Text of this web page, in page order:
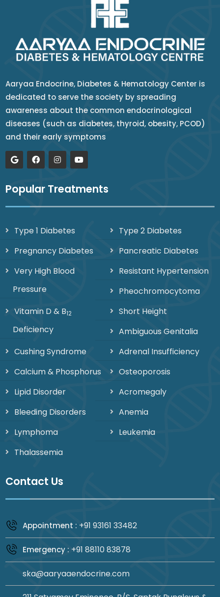
Aaryaa Endocrine, Diabetes & Hematology Center is
dedicated to serve the society by spreading
awareness about the common endocrinological
diseases (such as diabetes, thyroid, obesity, PCOD)
and their early symptoms
Popular Treatments
Type 1 Diabetes
Type 2 Diabetes
Pregnancy Diabetes
Pancreatic Diabetes
Very High Blood
Pressure
Resistant Hypertension
Pheochromocytoma
Vitamin D & B12
Deficiency
Short Height
Ambiguous Genitalia
Cushing Syndrome
Adrenal Insufficiency
Calcium & Phosphorus
Osteoporosis
Lipid Disorder
Acromegaly
Bleeding Disorders
Anemia
Lymphoma
Leukemia
Thalassemia
Contact Us
Appointment : +91 93161 33482
Emergency : +91 88110 83878
ska@aaryaaendocrine.com